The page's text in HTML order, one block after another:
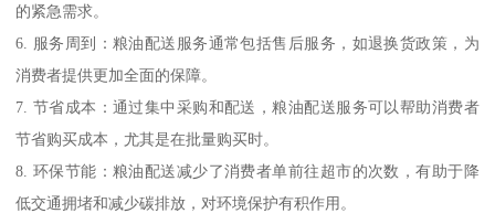
的紧急需求。
6. 服务周到：粮油配送服务通常包括售后服务，如退换货政策，为
消费者提供更加全面的保障。
7. 节省成本：通过集中采购和配送，粮油配送服务可以帮助消费者
节省购买成本，尤其是在批量购买时。
8. 环保节能：粮油配送减少了消费者单前往超市的次数，有助于降
低交通拥堵和减少碳排放，对环境保护有积作用。